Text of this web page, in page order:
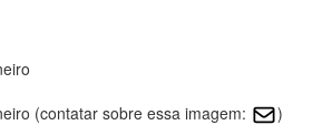
(contatar sobre essa imagem:
)